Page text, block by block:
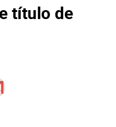
título de